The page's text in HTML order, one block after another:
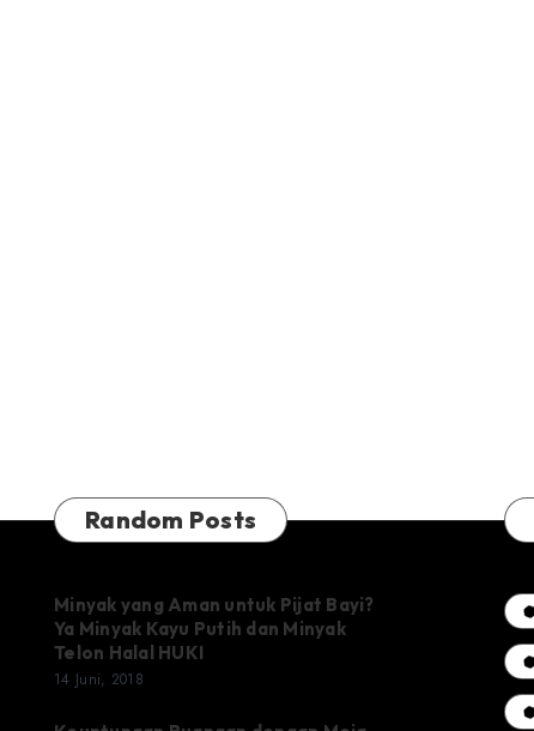
Random Posts
Minyak yang Aman untuk Pijat Bayi?
Ya Minyak Kayu Putih dan Minyak
Telon Halal HUKI
14 Juni, 2018